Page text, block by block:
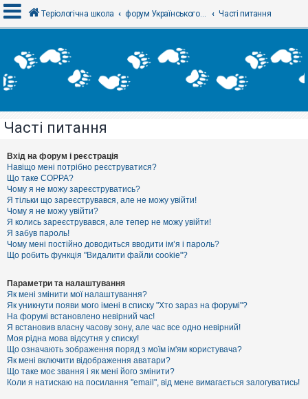
х
і
Р
є
с
т
р
а
ц
і
я
Т
м
и
б
е
з
в
і
д
п
о
в
і
Теріологічна школа форум Українського теріологічного товариства Часті питання
Часті питання
Вхід на форум і реєстрація
Навіщо мені потрібно реєструватися?
Що таке COPPA?
Чому я не можу зареєструватись?
Я тільки що зареєструвався, але не можу увійти!
Чому я не можу увійти?
Я колись зареєструвався, але тепер не можу увійти!
Я забув пароль!
Чому мені постійно доводиться вводити ім’я і пароль?
Що робить функція "Видалити файли cookie"?
Параметри та налаштування
Як мені змінити мої налаштування?
Як уникнути появи мого імені в списку "Хто зараз на форумі"?
На форумі встановлено невірний час!
Я встановив власну часову зону, але час все одно невірний!
Моя рідна мова відсутня у списку!
Що означають зображення поряд з моїм ім'ям користувача?
Як мені включити відображення аватари?
Що таке моє звання і як мені його змінити?
Коли я натискаю на посилання "email", від мене вимагається залогуватись!